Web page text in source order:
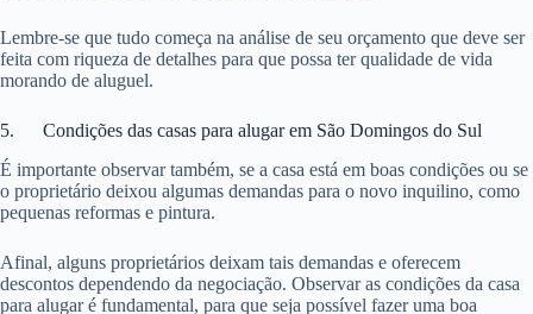
Lembre-se que tudo começa na análise de seu orçamento que deve ser
feita com riqueza de detalhes para que possa ter qualidade de vida
morando de aluguel.
5. Condições das casas para alugar em São Domingos do Sul
É importante observar também, se a casa está em boas condições ou se
o proprietário deixou algumas demandas para o novo inquilino, como
pequenas reformas e pintura.
Afinal, alguns proprietários deixam tais demandas e oferecem
descontos dependendo da negociação. Observar as condições da casa
para alugar é fundamental, para que seja possível fazer uma boa